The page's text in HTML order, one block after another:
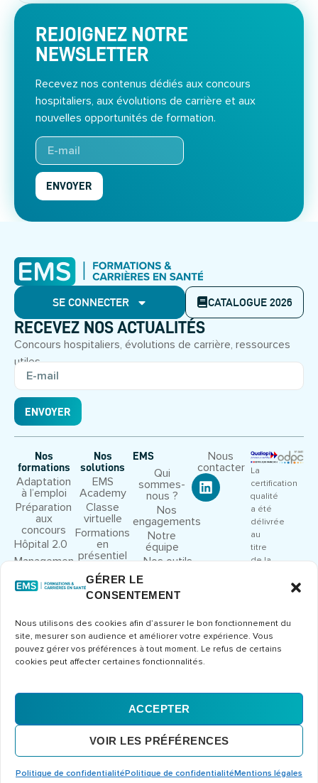
GÉRER LE
CONSENTEMENT
Nous utilisons des cookies afin d’assurer le bon fonctionnement du
site, mesurer son audience et améliorer votre expérience. Vous
pouvez gérer vos préférences à tout moment. Le refus de certains
cookies peut affecter certaines fonctionnalités.
ACCEPTER
VOIR LES PRÉFÉRENCES
Politique de confidentialitéPolitique de confidentialitéMentions légales
REJOIGNEZ NOTRE
NEWSLETTER
Recevez nos contenus dédiés aux concours
hospitaliers, aux évolutions de carrière et aux
nouvelles opportunités de formation.
ENVOYER
SE CONNECTER CATALOGUE 2026
RECEVEZ NOS ACTUALITÉS
Concours hospitaliers, évolutions de carrière, ressources
utiles.
ENVOYER
Nos
formations
Adaptation
à l’emploi
Préparation
aux
concours
Hôpital 2.0
Management
Droit et
Congrès et
séminaires
Formations
métier
Nos
solutions
EMS
Academy
Classe
virtuelle
Formations
en
présentiel
EMS
Qui
sommes-
nous ?
Nos
engagements
Notre
équipe
Nos outils
pédagogiques
rejoindre
Nous
contacter
La
certification
qualité
a été
délivrée
au
titre
de la
ACTIONS
DE
FORMATION
MentionsCGVPolitique de
confidentialité
© 2026 Europe Management
Santé – Tous droits réservés
Conception et développementErdéros Studio